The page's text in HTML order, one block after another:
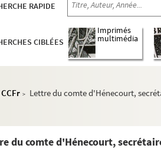
RAPIDE
CIBLÉES
Imprimés
multimédia
> Lettre du comte d'Hénecourt,
du comte d'Hénecourt,